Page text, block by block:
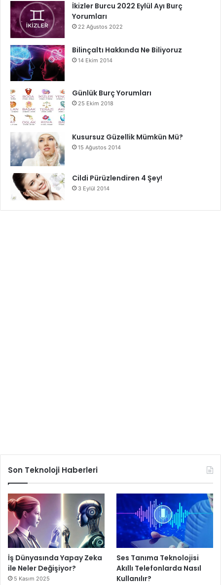
İkizler Burcu 2022 Eylül Ayı Burç
Yorumları
22 Ağustos 2022
Bilinçaltı Hakkında Ne Biliyoruz
14 Ekim 2014
Günlük Burç Yorumları
25 Ekim 2018
Kusursuz Güzellik Mümkün Mü?
15 Ağustos 2014
Cildi Pürüzlendiren 4 Şey!
3 Eylül 2014
Son Teknoloji Haberleri
İş Dünyasında Yapay Zeka
ile Neler Değişiyor?
5 Kasım 2025
Ses Tanıma Teknolojisi
Akıllı Telefonlarda Nasıl
Kullanılır?